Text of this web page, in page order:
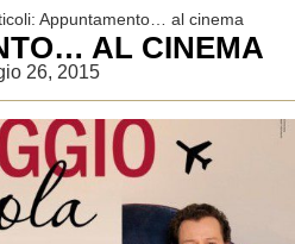
Appuntamento… al cinema
AL CINEMA
26, 2015